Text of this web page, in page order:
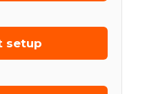
setup